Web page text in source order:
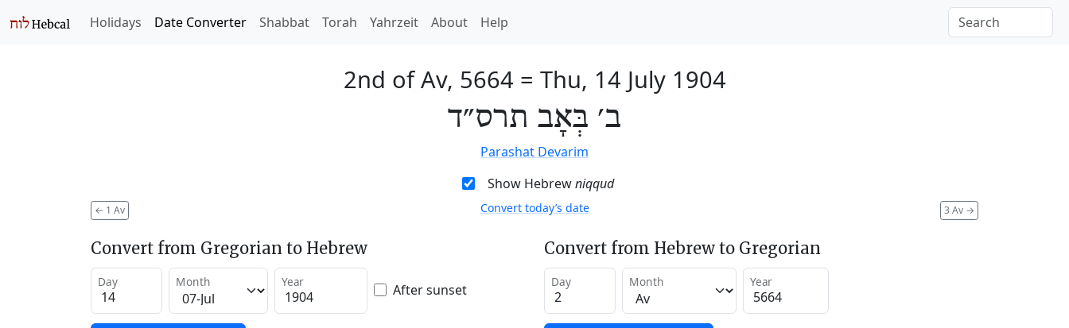
Holidays Date Converter Shabbat Torah Yahrzeit About Help
2nd of Av, 5664 = Thu, 14 July 1904
ב׳ בְּאָב תרס״ד
Parashat Devarim
Show Hebrewniqqud
← 1 Av 3 Av →
Convert today’s date
Convert from Gregorian to Hebrew
Day Month Year After sunset
Convert from Hebrew to Gregorian
Day Month Year